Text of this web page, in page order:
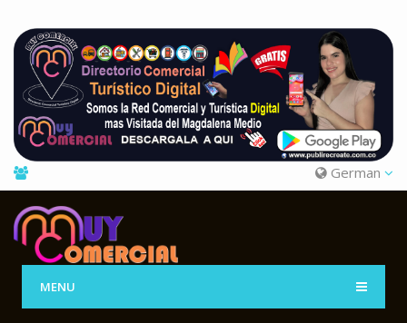
German
MENU